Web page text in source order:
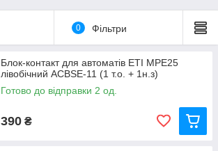
0 Фільтри
Блок-контакт для автоматів ETI MPE25
лівобічний ACBSE-11 (1 т.о. + 1н.з)
Готово до відправки 2 од.
390 ₴